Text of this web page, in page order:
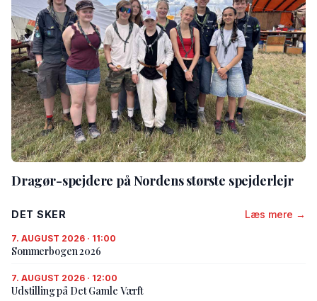
Dragør-spejdere på Nordens største spejderlejr
DET SKER Læs mere →
7. AUGUST 2026 · 11:00
Sommerbogen 2026
7. AUGUST 2026 · 12:00
Udstilling på Det Gamle Værft